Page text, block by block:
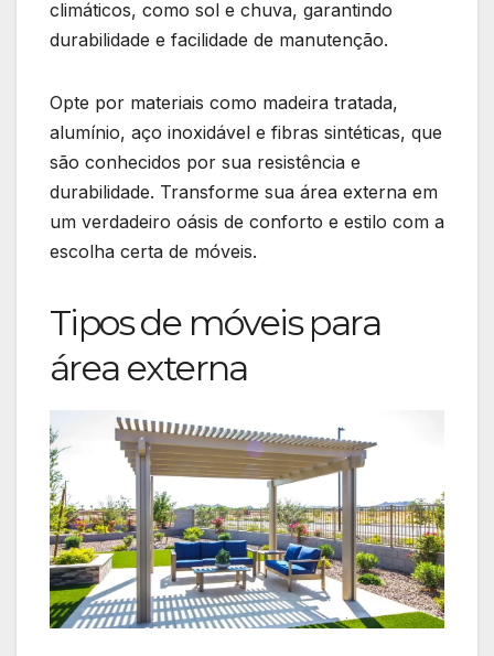
climáticos, como sol e chuva, garantindo
durabilidade e facilidade de manutenção.
Opte por materiais como madeira tratada,
alumínio, aço inoxidável e fibras sintéticas, que
são conhecidos por sua resistência e
durabilidade. Transforme sua área externa em
um verdadeiro oásis de conforto e estilo com a
escolha certa de móveis.
Tipos de móveis para
área externa